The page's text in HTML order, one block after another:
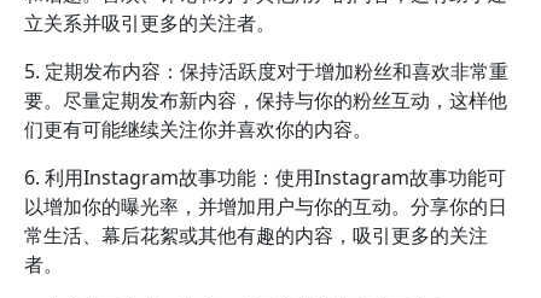
立关系并吸引更多的关注者。
5. 定期发布内容：保持活跃度对于增加粉丝和喜欢非常重
要。尽量定期发布新内容，保持与你的粉丝互动，这样他
们更有可能继续关注你并喜欢你的内容。
6. 利用Instagram故事功能：使用Instagram故事功能可
以增加你的曝光率，并增加用户与你的互动。分享你的日
常生活、幕后花絮或其他有趣的内容，吸引更多的关注
者。